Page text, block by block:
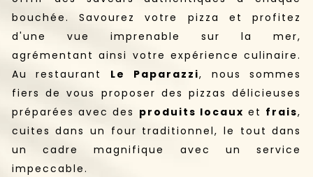
bouchée. Savourez votre pizza et profitez
d'une vue imprenable sur la mer,
agrémentant ainsi votre expérience culinaire.
Au restaurant Le Paparazzi, nous sommes
fiers de vous proposer des pizzas délicieuses
préparées avec des produits locaux et frais,
cuites dans un four traditionnel, le tout dans
un cadre magnifique avec un service
impeccable.